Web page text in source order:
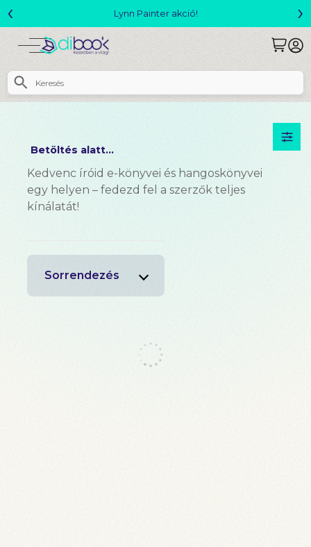
Lynn Painter akció!
‹ ›
Betöltés alatt...
Kedvenc íróid e-könyvei és hangoskönyvei
egy helyen – fedezd fel a szerzők teljes
kínálatát!
Sorrendezés